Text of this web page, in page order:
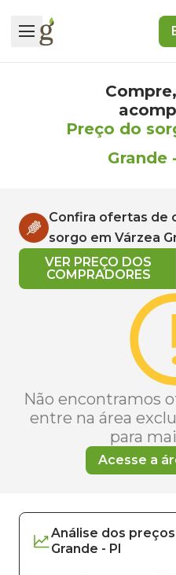
Preço do
Grande
Confira ofertas de
sorgo em Várzea
VER PREÇO DOS
COMPRADORES
Não encontramos
entre na área
para
Acesse a
Análise dos preços
Grande - PI